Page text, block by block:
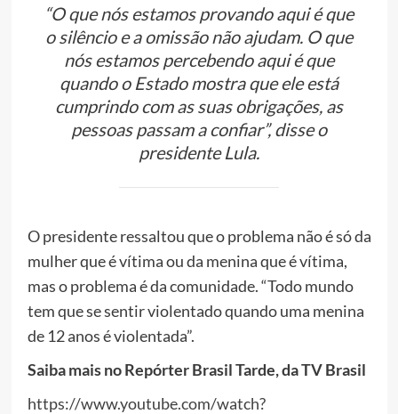
“O que nós estamos provando aqui é que
o silêncio e a omissão não ajudam. O que
nós estamos percebendo aqui é que
quando o Estado mostra que ele está
cumprindo com as suas obrigações, as
pessoas passam a confiar”, disse o
presidente Lula.
O presidente ressaltou que o problema não é só da
mulher que é vítima ou da menina que é vítima,
mas o problema é da comunidade. “Todo mundo
tem que se sentir violentado quando uma menina
de 12 anos é violentada”.
Saiba mais no Repórter Brasil Tarde, da TV Brasil
https://www.youtube.com/watch?